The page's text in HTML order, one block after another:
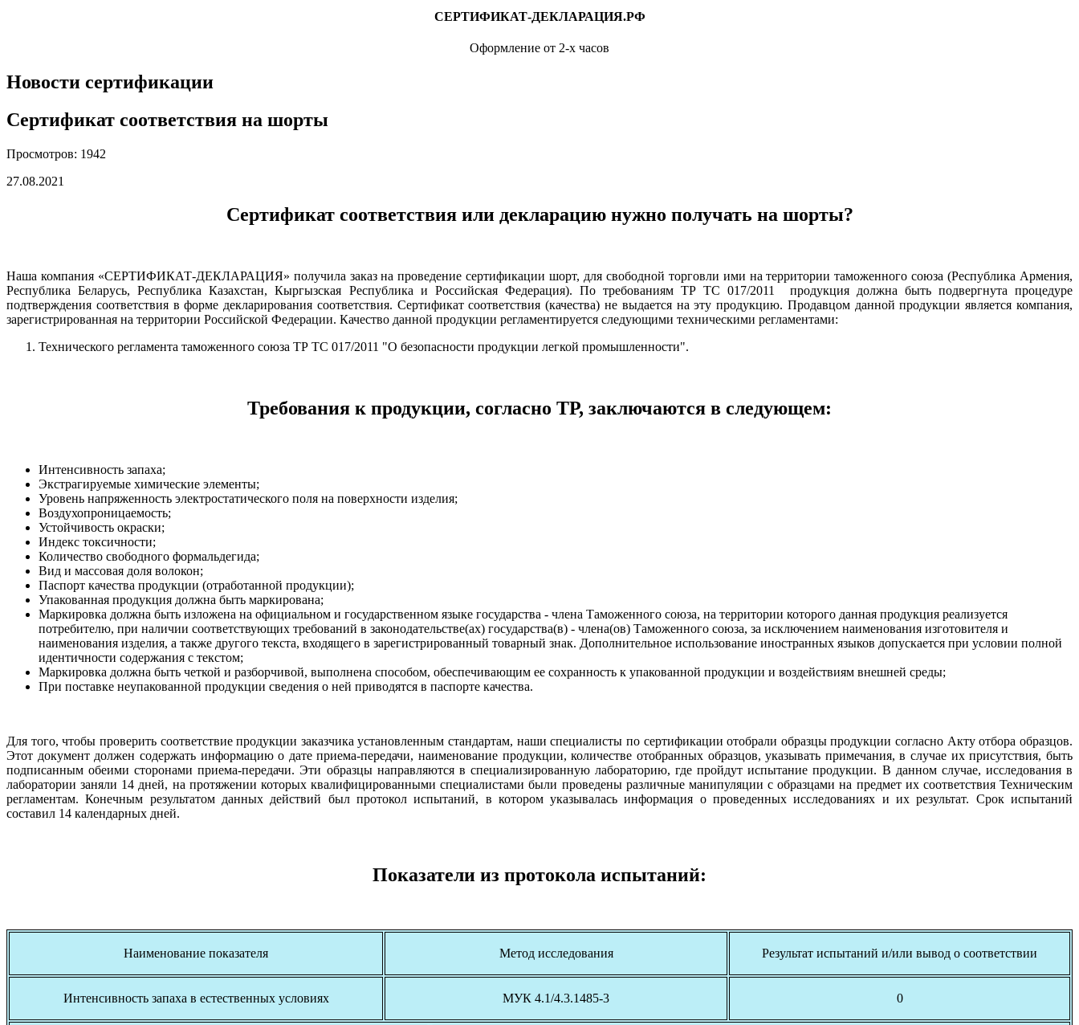
СЕРТИФИКАТ-ДЕКЛАРАЦИЯ.РФ
Оформление от 2-х часов
Новости сертификации
Сертификат соответствия на шорты
Просмотров: 1942
27.08.2021
Сертификат соответствия или декларацию нужно получать на шорты?
Наша компания «СЕРТИФИКАТ-ДЕКЛАРАЦИЯ» получила заказ на проведение сертификации шорт, для свободной торговли ими на территории таможенного союза (Республика Армения,
Республика Беларусь, Республика Казахстан, Кыргызская Республика и Российская Федерация). По требованиям ТР ТС 017/2011 продукция должна быть подвергнута процедуре
подтверждения соответствия в форме декларирования соответствия. Сертификат соответствия (качества) не выдается на эту продукцию. Продавцом данной продукции является компания,
зарегистрированная на территории Российской Федерации. Качество данной продукции регламентируется следующими техническими регламентами:
Технического регламента таможенного союза ТР ТС 017/2011 "О безопасности продукции легкой промышленности".
Требования к продукции, согласно ТР, заключаются в следующем:
Интенсивность запаха;
Экстрагируемые химические элементы;
Уровень напряженность электростатического поля на поверхности изделия;
Воздухопроницаемость;
Устойчивость окраски;
Индекс токсичности;
Количество свободного формальдегида;
Вид и массовая доля волокон;
Паспорт качества продукции (отработанной продукции);
Упакованная продукция должна быть маркирована;
Маркировка должна быть изложена на официальном и государственном языке государства - члена Таможенного союза, на территории которого данная продукция реализуется
потребителю, при наличии соответствующих требований в законодательстве(ах) государства(в) - члена(ов) Таможенного союза, за исключением наименования изготовителя и
наименования изделия, а также другого текста, входящего в зарегистрированный товарный знак. Дополнительное использование иностранных языков допускается при условии полной
идентичности содержания с текстом;
Маркировка должна быть четкой и разборчивой, выполнена способом, обеспечивающим ее сохранность к упакованной продукции и воздействиям внешней среды;
При поставке неупакованной продукции сведения о ней приводятся в паспорте качества.
Для того, чтобы проверить соответствие продукции заказчика установленным стандартам, наши специалисты по сертификации отобрали образцы продукции согласно Акту отбора образцов.
Этот документ должен содержать информацию о дате приема-передачи, наименование продукции, количестве отобранных образцов, указывать примечания, в случае их присутствия, быть
подписанным обеими сторонами приема-передачи. Эти образцы направляются в специализированную лабораторию, где пройдут испытание продукции. В данном случае, исследования в
лаборатории заняли 14 дней, на протяжении которых квалифицированными специалистами были проведены различные манипуляции с образцами на предмет их соответствия Техническим
регламентам. Конечным результатом данных действий был протокол испытаний, в котором указывалась информация о проведенных исследованиях и их результат. Срок испытаний
составил 14 календарных дней.
Показатели из протокола испытаний:
Наименование показателя Метод исследования Результат испытаний и/или вывод о соответствии
Интенсивность запаха в естественных условиях МУК 4.1/4.3.1485-3 0